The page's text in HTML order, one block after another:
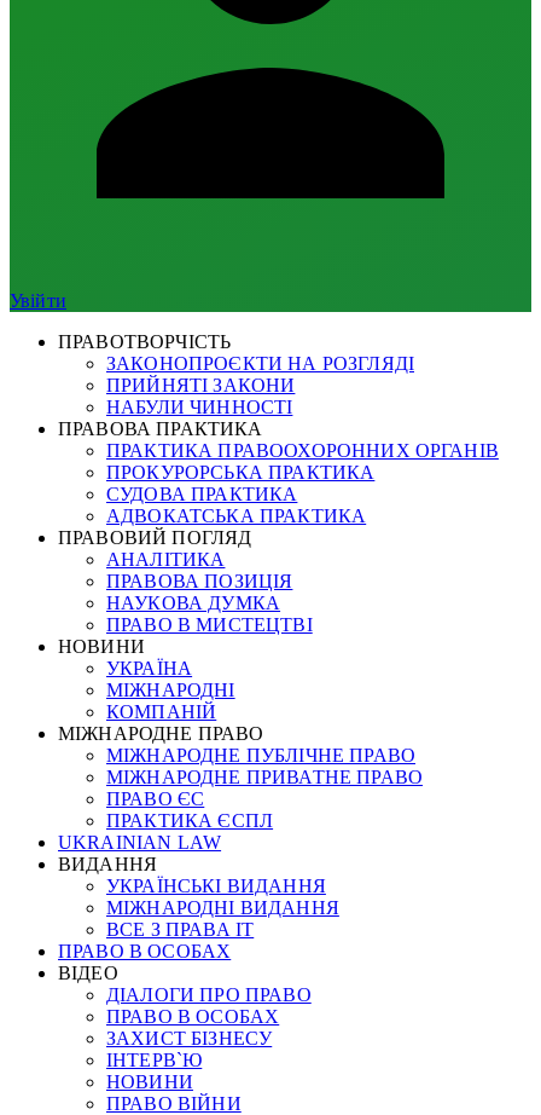
Увійти
ПРАВОТВОРЧІСТЬ
ЗАКОНОПРОЄКТИ НА РОЗГЛЯДІ
ПРИЙНЯТІ ЗАКОНИ
НАБУЛИ ЧИННОСТІ
ПРАВОВА ПРАКТИКА
ПРАКТИКА ПРАВООХОРОННИХ ОРГАНІВ
ПРОКУРОРСЬКА ПРАКТИКА
СУДОВА ПРАКТИКА
АДВОКАТСЬКА ПРАКТИКА
ПРАВОВИЙ ПОГЛЯД
АНАЛІТИКА
ПРАВОВА ПОЗИЦІЯ
НАУКОВА ДУМКА
ПРАВО В МИСТЕЦТВІ
НОВИНИ
УКРАЇНА
МІЖНАРОДНІ
КОМПАНІЙ
МІЖНАРОДНЕ ПРАВО
МІЖНАРОДНЕ ПУБЛІЧНЕ ПРАВО
МІЖНАРОДНЕ ПРИВАТНЕ ПРАВО
ПРАВО ЄС
ПРАКТИКА ЄСПЛ
UKRAINIAN LAW
ВИДАННЯ
УКРАЇНСЬКІ ВИДАННЯ
МІЖНАРОДНІ ВИДАННЯ
ВСЕ З ПРАВА ІТ
ПРАВО В ОСОБАХ
ВІДЕО
ДІАЛОГИ ПРО ПРАВО
ПРАВО В ОСОБАХ
ЗАХИСТ БІЗНЕСУ
ІНТЕРВ`Ю
НОВИНИ
ПРАВО ВІЙНИ